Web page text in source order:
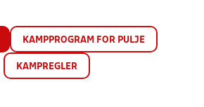
KAMPPROGRAM FOR PULJE
KAMPREGLER